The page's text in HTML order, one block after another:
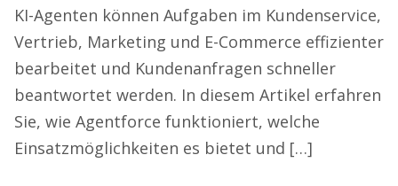
KI-Agenten können Aufgaben im Kundenservice,
Vertrieb, Marketing und E-Commerce effizienter
bearbeitet und Kundenanfragen schneller
beantwortet werden. In diesem Artikel erfahren
Sie, wie Agentforce funktioniert, welche
Einsatzmöglichkeiten es bietet und […]